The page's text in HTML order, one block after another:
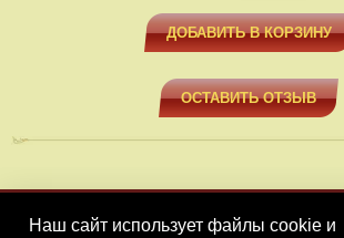
ДОБАВИТЬ В КОРЗИНУ
ОСТАВИТЬ ОТЗЫВ
МЕНЮ
Наш сайт использует файлы cookie и